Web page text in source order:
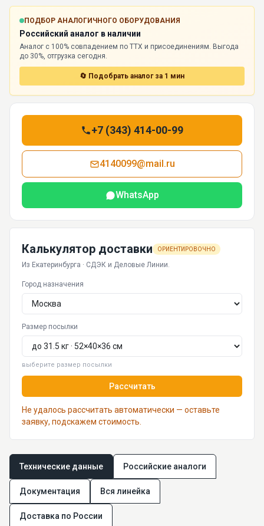
ПОДБОР АНАЛОГИЧНОГО ОБОРУДОВАНИЯ
Российский аналог в наличии
Аналог с 100% совпадением по ТТХ и присоединениям. Выгода
до 30%, отгрузка сегодня.
🔄 Подобрать аналог за 1 мин
+7 (343) 414-00-99
4140099@mail.ru
WhatsApp
Калькулятор доставки ОРИЕНТИРОВОЧНО
Из Екатеринбурга · СДЭК и Деловые Линии.
Город назначения
Размер посылки
выберите размер посылки
Рассчитать
Не удалось рассчитать автоматически — оставьте
заявку, подскажем стоимость.
Технические данные Российские аналоги
Документация Вся линейка
Доставка по России